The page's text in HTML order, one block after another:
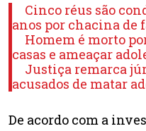
Cinco réus são
anos por chacina de
Homem é morto
casas e ameaçar
Justiça remarca
acusados de matar
De acordo com a